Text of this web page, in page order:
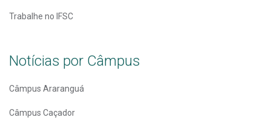
Trabalhe no IFSC
Notícias por Câmpus
Câmpus Araranguá
Câmpus Caçador